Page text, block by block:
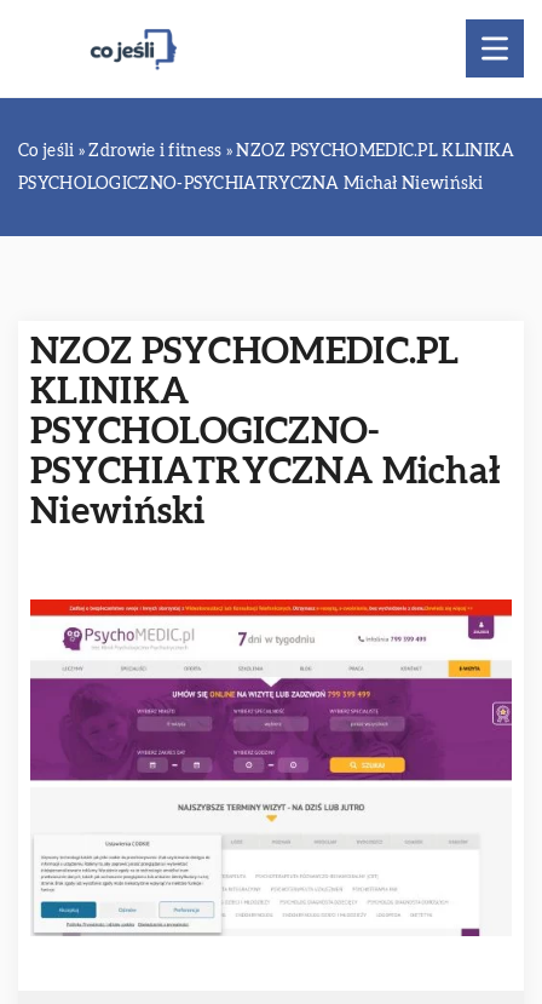
Co jeśli »Zdrowie i fitness »NZOZ PSYCHOMEDIC.PL KLINIKA
PSYCHOLOGICZNO-PSYCHIATRYCZNA Michał Niewiński
NZOZ PSYCHOMEDIC.PL
KLINIKA
PSYCHOLOGICZNO-
PSYCHIATRYCZNA Michał
Niewiński